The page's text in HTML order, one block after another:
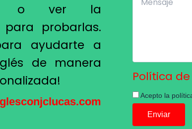
o ver la
para probarlas.
ayudarte a
de manera
Política
Acepto la